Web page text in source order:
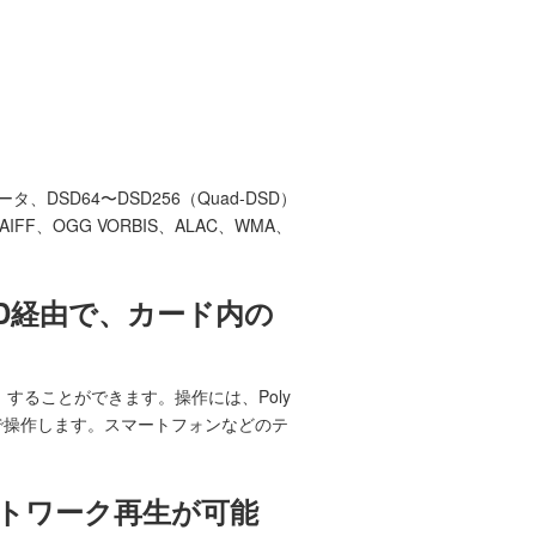
、DSD64〜DSD256（Quad-DSD）
、OGG VORBIS、ALAC、WMA、
由で、カード内の
ることができます。操作には、Poly
作します。スマートフォンなどのテ
ワーク再生が可能